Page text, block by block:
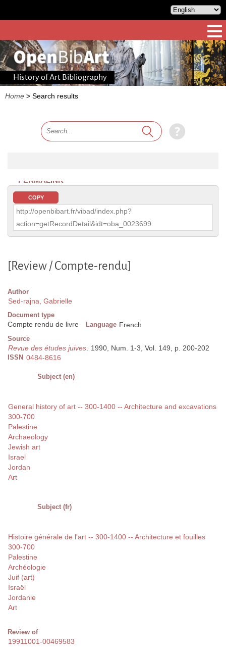
History of Art Bibliography
Home > Search results
PERMALINK
COPY
http://openbibart.fr/vibad/index.php?
action=getRecordDetail&idt=oba_0023699
[Review / Compte-rendu]
Author
Sed-rajna, Gabrielle
Document type
Compte rendu de livre Language French
Source
Revue des études juives. 1990, Num. 1-3, Vol. 149, p. 200-202
ISSN 0484-8616
Subject (en)
General history of art -- 300-1400 -- Architecture and excavations
300-700
Palestine
Archaeology
Jewish art
Israel
Jordan
Art
Subject (fr)
Histoire générale de l'art -- 300-1400 -- Architecture et fouilles
300-700
Palestine
Archéologie
Juif (art)
Israël
Jordanie
Art
Review of
19911001-00469583